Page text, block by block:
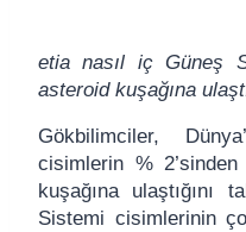
etia nasıl iç Güneş
asteroid kuşağına
Gökbilimciler,
cisimlerin % 2’sinden
kuşağına ulaştığını
Sistemi cisimlerinin